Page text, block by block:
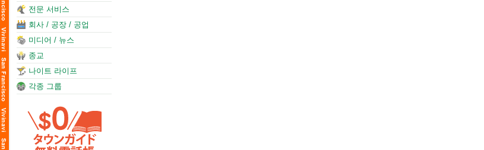
전문 서비스
회사 / 공장 / 공업
미디어 / 뉴스
종교
나이트 라이프
각종 그룹